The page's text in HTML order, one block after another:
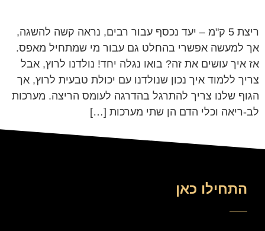
ריצת 5 ק"מ – יעד נכסף עבור רבים, נראה קשה להשגה,
אך למעשה אפשרי בהחלט גם עבור מי שמתחיל מאפס.
אז איך עושים את זה? בואו נגלה יחד! נולדנו לרוץ, אבל
צריך ללמוד איך נכון שנולדנו עם יכולת טבעית לרוץ, אך
הגוף שלנו צריך להתרגל בהדרגה לעומס הריצה. מערכות
לב-ריאה וכלי הדם הן שתי מערכות […]
התחילו כאן